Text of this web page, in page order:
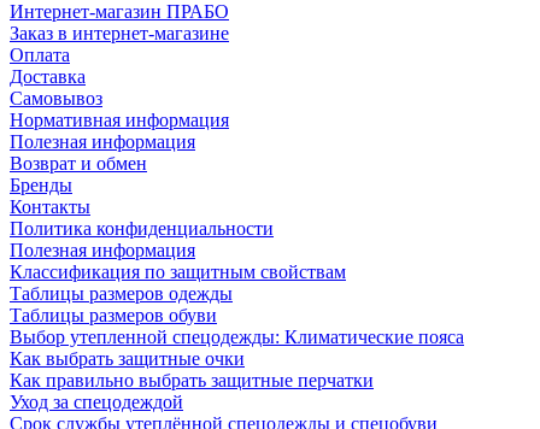
Интернет-магазин ПРАБО
Заказ в интернет-магазине
Оплата
Доставка
Самовывоз
Нормативная информация
Полезная информация
Возврат и обмен
Бренды
Контакты
Политика конфиденциальности
Полезная информация
Классификация по защитным свойствам
Таблицы размеров одежды
Таблицы размеров обуви
Выбор утепленной спецодежды: Климатические пояса
Как выбрать защитные очки
Как правильно выбрать защитные перчатки
Уход за спецодеждой
Срок службы утеплённой спецодежды и спецобуви